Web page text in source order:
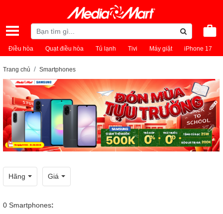
Điều hòa Quạt điều hòa Tủ lạnh Tivi Máy giặt iPhone 17
Trang chủ Smartphones
Hãng Giá
0 Smartphones: